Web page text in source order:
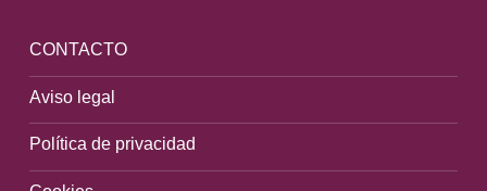
CONTACTO
Aviso legal
Política de privacidad